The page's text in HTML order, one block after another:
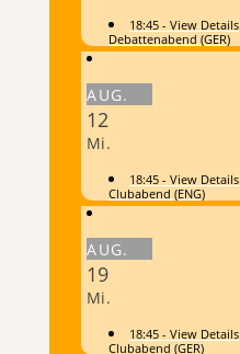
18:45 - View Details
Debattenabend (GER)
AUG.
12
Mi.
18:45 - View Details
Clubabend (ENG)
AUG.
19
Mi.
18:45 - View Details
Clubabend (GER)